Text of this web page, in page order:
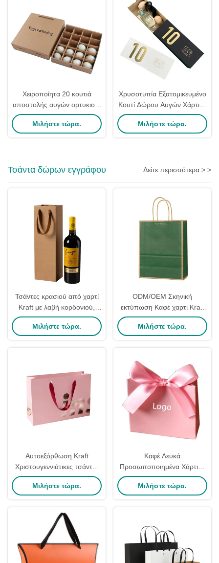
Χειροποίητα 20 κουτιά
αποστολής αυγών ορτυκιού,
άδειο καφέ χαρτοκιβώτιο
συσκευασίας, δίσκοι φιλικοί
Μιλήστε τώρα.
Χρυσοτυπία Εξατομικευμένο
Κουτί Δώρου Αυγών Χάρτινα
Κουτιά Αυγών Δίσκος
Πούλπας Πάσχα
Μιλήστε τώρα.
Τσάντα δώρων εγγράφου Δείτε περισσότερα > >
Τσάντες κρασιού από χαρτί
Kraft με λαβή κορδονιού,
ανακυκλώσιμες, με
επίστρωση και ματ
Μιλήστε τώρα.
ODM/OEM Σκηνική
εκτύπωση Καφέ χαρτί Kraft
τσάντα τσάντες δώρο χύδην
Μιλήστε τώρα.
Αυτοεξόρθωση Kraft
Χριστουγεννιάτικες τσάντες
δώρων Τυπωμένες
εμπορικές συσκευασίες
Μιλήστε τώρα.
Καφέ Λευκά
Προσωποποιημένα Χάρτινα
Τσαντάκια Ανακυκλωμένου
Χαρτιού Kraft Τσάντες
Μιλήστε τώρα.